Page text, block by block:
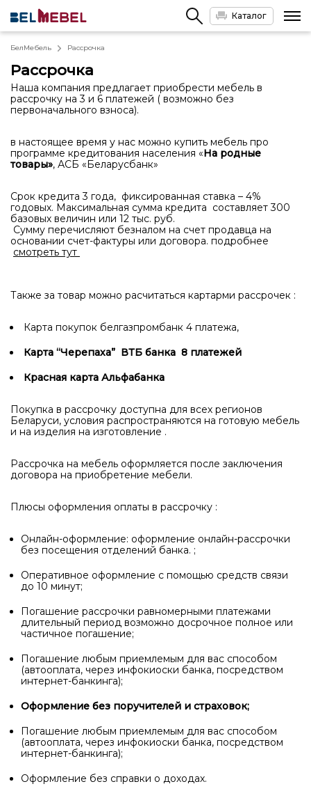
Каталог
БелМебель Рассрочка
Рассрочка
Наша компания предлагает приобрести мебель в
рассрочку на 3 и 6 платежей ( возможно без
первоначального взноса).
в настоящее время у нас можно купить мебель про
программе кредитования населения «На родные
товары», АСБ «Беларусбанк»
Срок кредита 3 года, фиксированная ставка – 4%
годовых. Максимальная сумма кредита составляет 300
базовых величин или 12 тыс. руб.
Сумму перечисляют безналом на счет продавца на
основании счет-фактуры или договора. подробнее
смотреть тут
Также за товар можно расчитаться картарми рассрочек :
Карта покупок белгазпромбанк 4 платежа,
Карта “Черепаха” ВТБ банка 8 платежей
Красная карта Альфабанка
Покупка в рассрочку доступна для всех регионов
Беларуси, условия распространяются на готовую мебель
и на изделия на изготовление .
Рассрочка на мебель оформляется после заключения
договора на приобретение мебели.
Плюсы оформления оплаты в рассрочку :
Онлайн-оформление: оформление онлайн-рассрочки
без посещения отделений банка. ;
Оперативное оформление с помощью средств связи
до 10 минут;
Погашение рассрочки равномерными платежами
длительный период возможно досрочное полное или
частичное погашение;
Погашение любым приемлемым для вас способом
(автооплата, через инфокиоски банка, посредством
интернет-банкинга);
Оформление без поручителей и страховок;
Погашение любым приемлемым для вас способом
(автооплата, через инфокиоски банка, посредством
интернет-банкинга);
Оформление без справки о доходах.